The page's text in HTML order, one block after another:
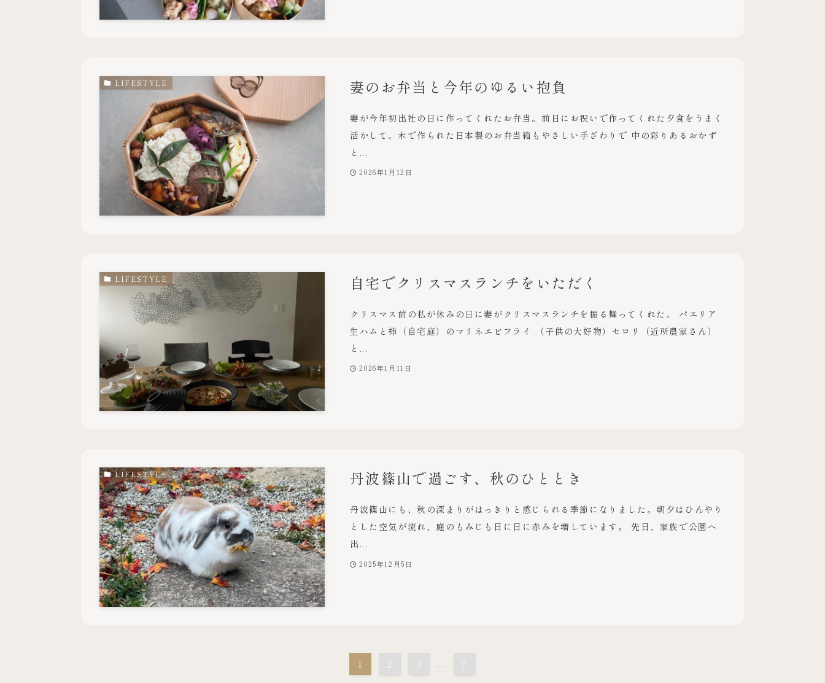
LIFESTYLE 妻のお弁当と今年のゆるい抱負
妻が今年初出社の日に作ってくれたお弁当。前日にお祝いで作ってくれた夕食をうまく
活かして。木で作られた日本製のお弁当箱もやさしい手ざわりで 中の彩りあるおかず
と...
2026年1月12日
LIFESTYLE 自宅でクリスマスランチをいただく
クリスマス前の私が休みの日に妻がクリスマスランチを振る舞ってくれた。 パエリア
生ハムと柿（自宅庭）のマリネエビフライ （子供の大好物）セロリ（近所農家さん）
と...
2026年1月11日
LIFESTYLE 丹波篠山で過ごす、秋のひととき
丹波篠山にも、秋の深まりがはっきりと感じられる季節になりました。朝夕はひんやり
とした空気が流れ、庭のもみじも日に日に赤みを増しています。 先日、家族で公園へ
出...
2025年12月5日
1 2 3 ... 7